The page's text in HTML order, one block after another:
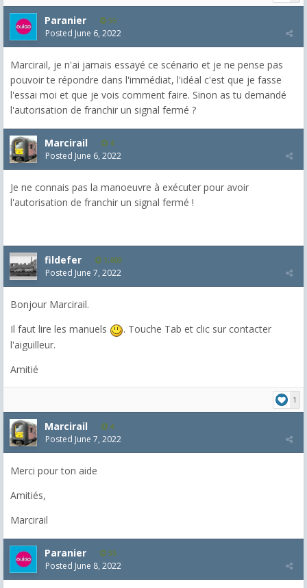
Paranier 55
Posted June 6, 2022
Marcirail, je n'ai jamais essayé ce scénario et je ne pense pas
pouvoir te répondre dans l'immédiat, l'idéal c'est que je fasse
l'essai moi et que je vois comment faire. Sinon as tu demandé
l'autorisation de franchir un signal fermé ?
Marcirail 4
Posted June 6, 2022
Je ne connais pas la manoeuvre à exécuter pour avoir
l'autorisation de franchir un signal fermé !
fildefer 1,603
Posted June 7, 2022
Bonjour Marcirail.
Il faut lire les manuels
. Touche Tab et clic sur contacter
l'aiguilleur.
Amitié
1
Marcirail 4
Posted June 7, 2022
Merci pour ton aide
Amitiés,
Marcirail
Paranier 55
Posted June 8, 2022